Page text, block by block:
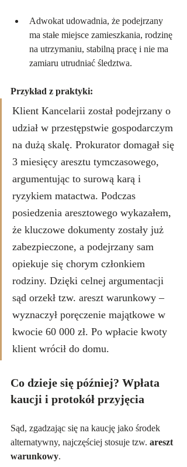
Adwokat udowadnia, że podejrzany
ma stałe miejsce zamieszkania, rodzinę
na utrzymaniu, stabilną pracę i nie ma
zamiaru utrudniać śledztwa.
Przykład z praktyki:
Klient Kancelarii został podejrzany o
udział w przestępstwie gospodarczym
na dużą skalę. Prokurator domagał się
3 miesięcy aresztu tymczasowego,
argumentując to surową karą i
ryzykiem matactwa. Podczas
posiedzenia aresztowego wykazałem,
że kluczowe dokumenty zostały już
zabezpieczone, a podejrzany sam
opiekuje się chorym członkiem
rodziny. Dzięki celnej argumentacji
sąd orzekł tzw. areszt warunkowy –
wyznaczył poręczenie majątkowe w
kwocie 60 000 zł. Po wpłacie kwoty
klient wrócił do domu.
Co dzieje się później? Wpłata
kaucji i protokół przyjęcia
Sąd, zgadzając się na kaucję jako środek
alternatywny, najczęściej stosuje tzw. areszt
warunkowy.